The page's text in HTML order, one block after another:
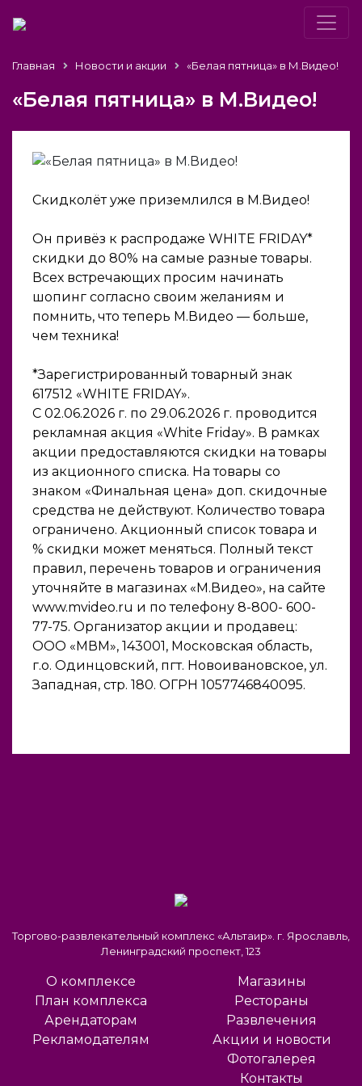
Главная Новости и акции «Белая пятница» в М.Видео!
«Белая пятница» в М.Видео!
Скидколёт уже приземлился в М.Видео!
Он привёз к распродаже WHITE FRIDAY*
скидки до 80% на самые разные товары.
Всех встречающих просим начинать
шопинг согласно своим желаниям и
помнить, что теперь М.Видео — больше,
чем техника!
*Зарегистрированный товарный знак
617512 «WHITE FRIDAY».
С 02.06.2026 г. по 29.06.2026 г. проводится
рекламная акция «White Friday». В рамках
акции предоставляются скидки на товары
из акционного списка. На товары со
знаком «Финальная цена» доп. скидочные
средства не действуют. Количество товара
ограничено. Акционный список товара и
% скидки может меняться. Полный текст
правил, перечень товаров и ограничения
уточняйте в магазинах «М.Видео», на сайте
www.mvideo.ru и по телефону 8-800- 600-
77-75. Организатор акции и продавец:
ООО «МВМ», 143001, Московская область,
г.о. Одинцовский, пгт. Новоивановское, ул.
Западная, стр. 180. ОГРН 1057746840095.
Торгово-развлекательный комплекс «Альтаир». г. Ярославль,
Ленинградский проспект, 123
О комплексе
План комплекса
Арендаторам
Рекламодателям
Магазины
Рестораны
Развлечения
Акции и новости
Фотогалерея
Контакты